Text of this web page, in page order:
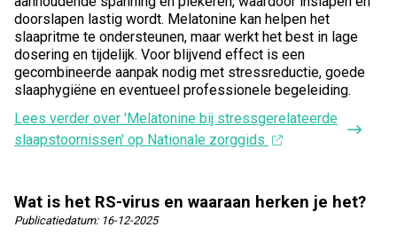
doorslapen lastig wordt. Melatonine kan helpen het
slaapritme te ondersteunen, maar werkt het best in lage
dosering en tijdelijk. Voor blijvend effect is een
gecombineerde aanpak nodig met stressreductie, goede
slaaphygiëne en eventueel professionele begeleiding.
Lees verder over 'Melatonine bij stressgerelateerde
slaapstoornissen' op Nationale zorggids
Wat is het RS-virus en waaraan herken je het?
Publicatiedatum: 16-12-2025